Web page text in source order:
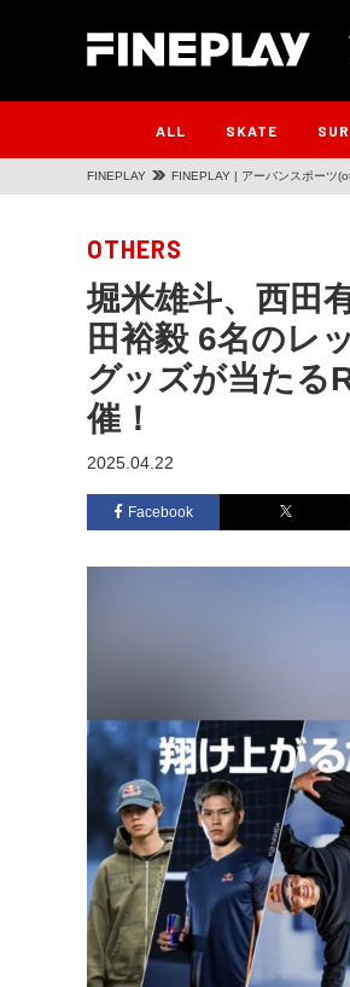
ALL SKATE
FINEPLAY FINEPLAY | アーバンスポーツ
OTHERS
堀米雄斗、西田
田裕毅 6名のレ
グッズが当たる
催！
2025.04.22
Facebook